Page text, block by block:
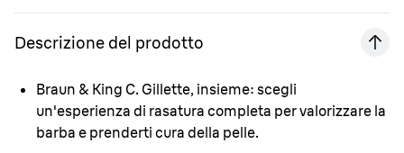
Descrizione del prodotto
Braun & King C. Gillette, insieme: scegli
un'esperienza di rasatura completa per valorizzare la
barba e prenderti cura della pelle.